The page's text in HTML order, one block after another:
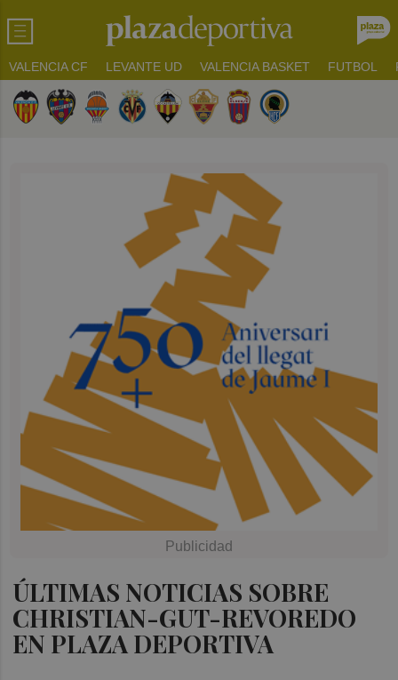
VALENCIA CF LEVANTE UD VALENCIA BASKET FUTBOL
ÚLTIMAS NOTICIAS SOBRE
CHRISTIAN-GUT-REVOREDO
EN PLAZA DEPORTIVA